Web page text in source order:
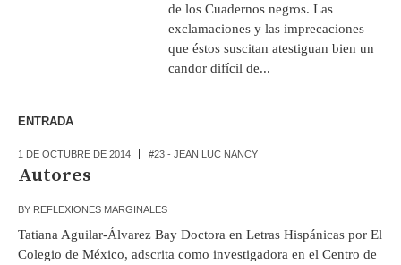
de los Cuadernos negros. Las
exclamaciones y las imprecaciones
que éstos suscitan atestiguan bien un
candor difícil de...
ENTRADA
1 DE OCTUBRE DE 2014 #23 - JEAN LUC NANCY
Autores
BY REFLEXIONES MARGINALES
Tatiana Aguilar-Álvarez Bay Doctora en Letras Hispánicas por El
Colegio de México, adscrita como investigadora en el Centro de